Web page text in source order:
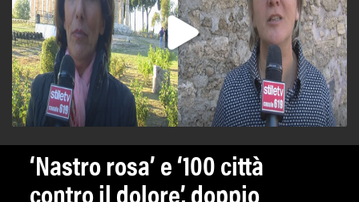
‘Nastro rosa’ e ‘100 città